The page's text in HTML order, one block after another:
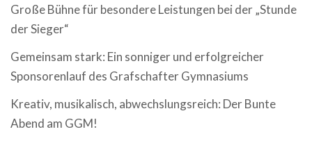
Große Bühne für besondere Leistungen bei der „Stunde
der Sieger“
Gemeinsam stark: Ein sonniger und erfolgreicher
Sponsorenlauf des Grafschafter Gymnasiums
Kreativ, musikalisch, abwechslungsreich: Der Bunte
Abend am GGM!